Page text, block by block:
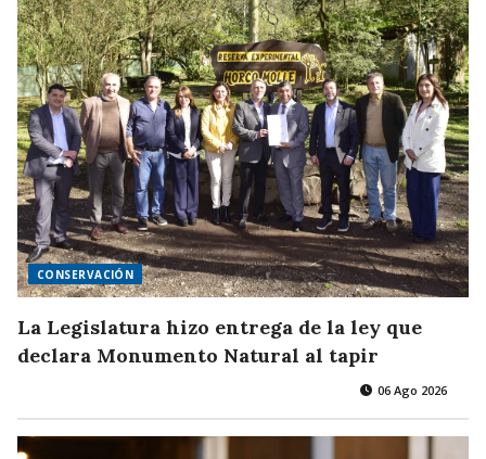
CONSERVACIÓN
La Legislatura hizo entrega de la ley que
declara Monumento Natural al tapir
06 Ago 2026